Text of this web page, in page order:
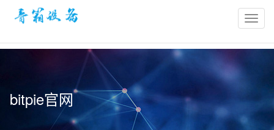
bitpie
网-
冷
bitpie官网